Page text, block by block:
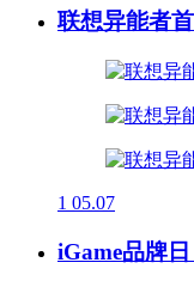
联想异能者
1 05.07
iGame品牌